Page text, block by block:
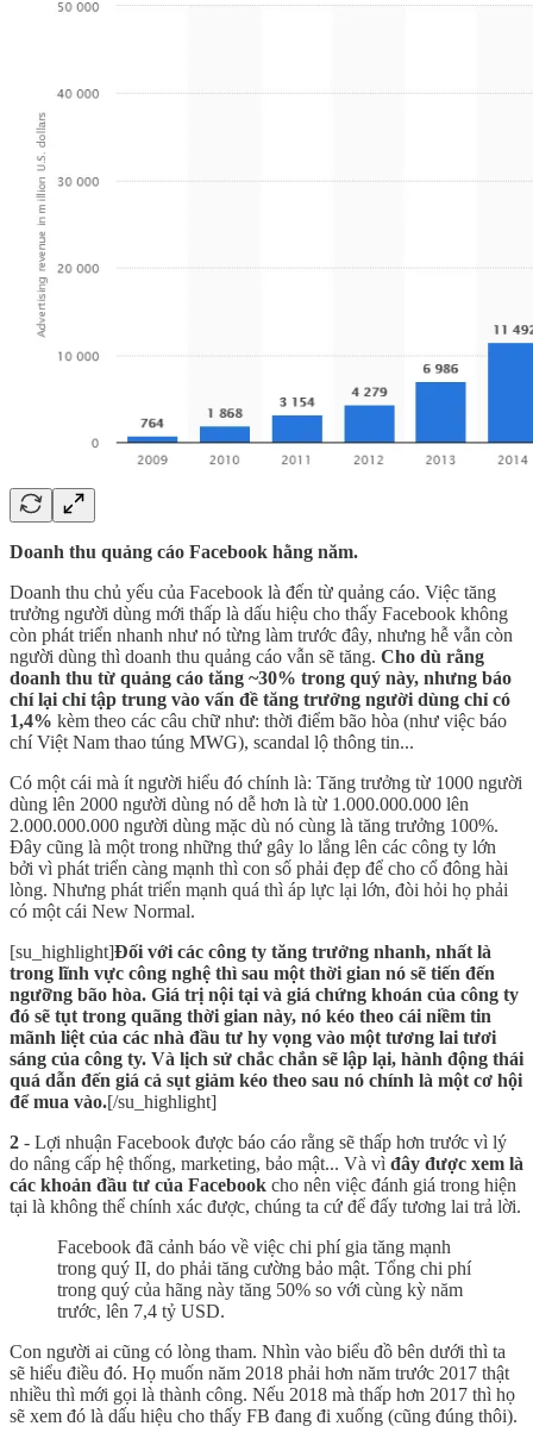
Doanh thu quảng cáo Facebook hằng năm.
Doanh thu chủ yếu của Facebook là đến từ quảng cáo. Việc tăng
trưởng người dùng mới thấp là dấu hiệu cho thấy Facebook không
còn phát triển nhanh như nó từng làm trước đây, nhưng hễ vẫn còn
người dùng thì doanh thu quảng cáo vẫn sẽ tăng. Cho dù rằng
doanh thu từ quảng cáo tăng ~30% trong quý này, nhưng báo
chí lại chỉ tập trung vào vấn đề tăng trưởng người dùng chỉ có
1,4% kèm theo các câu chữ như: thời điểm bão hòa (như việc báo
chí Việt Nam thao túng MWG), scandal lộ thông tin...
Có một cái mà ít người hiểu đó chính là: Tăng trưởng từ 1000 người
dùng lên 2000 người dùng nó dễ hơn là từ 1.000.000.000 lên
2.000.000.000 người dùng mặc dù nó cùng là tăng trưởng 100%.
Đây cũng là một trong những thứ gây lo lắng lên các công ty lớn
bởi vì phát triển càng mạnh thì con số phải đẹp để cho cổ đông hài
lòng. Nhưng phát triển mạnh quá thì áp lực lại lớn, đòi hỏi họ phải
có một cái New Normal.
[su_highlight]Đối với các công ty tăng trưởng nhanh, nhất là
trong lĩnh vực công nghệ thì sau một thời gian nó sẽ tiến đến
ngưỡng bão hòa. Giá trị nội tại và giá chứng khoán của công ty
đó sẽ tụt trong quãng thời gian này, nó kéo theo cái niềm tin
mãnh liệt của các nhà đầu tư hy vọng vào một tương lai tươi
sáng của công ty. Và lịch sử chắc chắn sẽ lập lại, hành động thái
quá dẫn đến giá cả sụt giảm kéo theo sau nó chính là một cơ hội
để mua vào.[/su_highlight]
2 - Lợi nhuận Facebook được báo cáo rằng sẽ thấp hơn trước vì lý
do nâng cấp hệ thống, marketing, bảo mật... Và vì đây được xem là
các khoản đầu tư của Facebook cho nên việc đánh giá trong hiện
tại là không thể chính xác được, chúng ta cứ để đấy tương lai trả lời.
Facebook đã cảnh báo về việc chi phí gia tăng mạnh
trong quý II, do phải tăng cường bảo mật. Tổng chi phí
trong quý của hãng này tăng 50% so với cùng kỳ năm
trước, lên 7,4 tỷ USD.
Con người ai cũng có lòng tham. Nhìn vào biểu đồ bên dưới thì ta
sẽ hiểu điều đó. Họ muốn năm 2018 phải hơn năm trước 2017 thật
nhiều thì mới gọi là thành công. Nếu 2018 mà thấp hơn 2017 thì họ
sẽ xem đó là dấu hiệu cho thấy FB đang đi xuống (cũng đúng thôi).